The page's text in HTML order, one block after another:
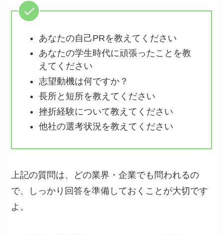
あなたの自己PRを教えてください
あなたの学生時代に頑張ったことを教
えてください
志望動機は何ですか？
長所と短所を教えてください
挫折経験について教えてください
他社の選考状況を教えてください
上記の質問は、どの業界・企業でも問われるの
で、しっかり回答を準備しておくことが大切です
よ。